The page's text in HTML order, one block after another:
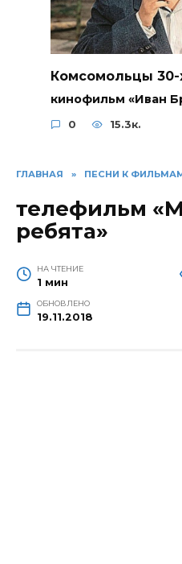
ГЛАВНАЯ » ПЕСНИ К
телефильм
ребята»
НА ЧТЕНИЕ
1 мин
ОБНОВЛЕНО
19.11.2018
Комсомольцы 30-
кинофильм «Иван
0 15.3к.